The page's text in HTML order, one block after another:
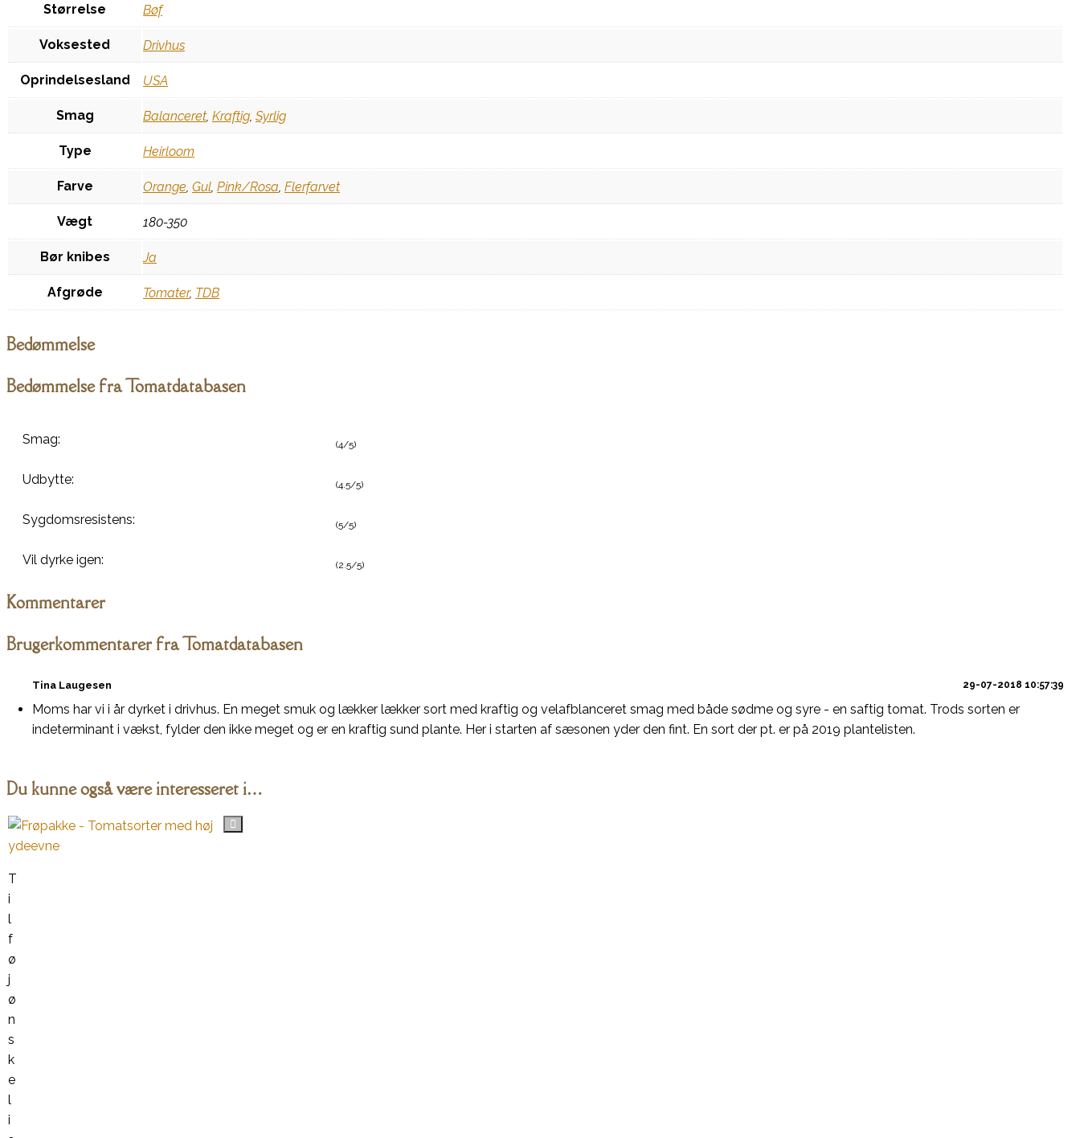
Størrelse Bøf
Voksested Drivhus
Oprindelsesland USA
Smag Balanceret Kraftig Syrlig
Type Heirloom
Farve Orange Gul Pink/Rosa Flerfarvet
Vægt 180-350
Bør knibes Ja
Afgrøde Tomater, TDB
Bedømmelse
Bedømmelse fra Tomatdatabasen
Smag: (4/5)
Udbytte: (4.5/5)
Sygdomsresistens: (5/5)
Vil dyrke igen: (2.5/5)
Kommentarer
Brugerkommentarer fra Tomatdatabasen
Tina Laugesen 29-07-2018 10:57:39
Moms har vi i år dyrket i drivhus. En meget smuk og lækker lækker sort med kraftig og velafblanceret smag med både sødme og syre - en saftig tomat. Trods sorten er
indeterminant i vækst, fylder den ikke meget og er en kraftig sund plante. Her i starten af sæsonen yder den fint. En sort der pt. er på 2019 plantelisten.
Du kunne også være interesseret i…
T
i
l
f
ø
j
ø
n
s
k
e
l
i